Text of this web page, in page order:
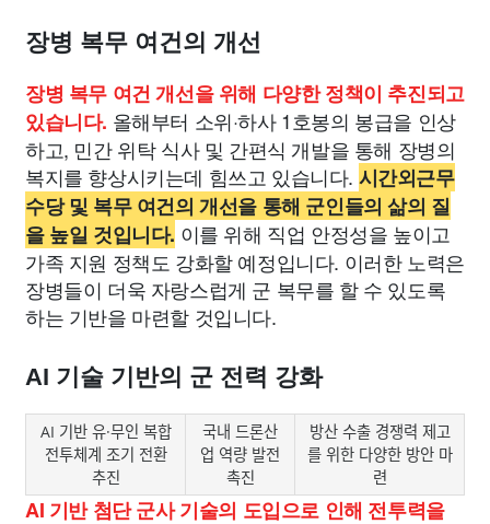
장병 복무 여건의 개선
장병 복무 여건 개선을 위해 다양한 정책이 추진되고
있습니다. 올해부터 소위·하사 1호봉의 봉급을 인상
하고, 민간 위탁 식사 및 간편식 개발을 통해 장병의
복지를 향상시키는데 힘쓰고 있습니다. 시간외근무
수당 및 복무 여건의 개선을 통해 군인들의 삶의 질
을 높일 것입니다. 이를 위해 직업 안정성을 높이고
가족 지원 정책도 강화할 예정입니다. 이러한 노력은
장병들이 더욱 자랑스럽게 군 복무를 할 수 있도록
하는 기반을 마련할 것입니다.
AI 기술 기반의 군 전력 강화
AI 기반 유·무인 복합
전투체계 조기 전환
추진
국내 드론산
업 역량 발전
촉진
방산 수출 경쟁력 제고
를 위한 다양한 방안 마
련
AI 기반 첨단 군사 기술의 도입으로 인해 전투력을